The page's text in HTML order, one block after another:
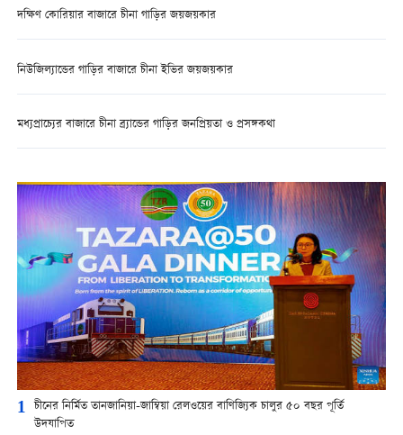
দক্ষিণ কোরিয়ার বাজারে চীনা গাড়ির জয়জয়কার
নিউজিল্যান্ডের গাড়ির বাজারে চীনা ইভির জয়জয়কার
মধ্যপ্রাচ্যের বাজারে চীনা ব্র্যান্ডের গাড়ির জনপ্রিয়তা ও প্রসঙ্গকথা
1 চীনের নির্মিত তানজানিয়া-জাম্বিয়া রেলওয়ের বাণিজ্যিক চালুর ৫০ বছর পূর্তি
উদযাপিত